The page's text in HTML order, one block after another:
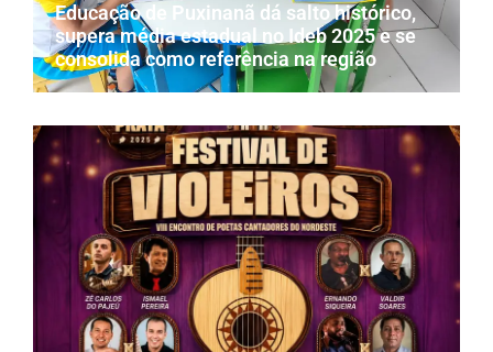
Educação de Puxinanã dá salto histórico,
supera média estadual no Ideb 2025 e se
consolida como referência na região